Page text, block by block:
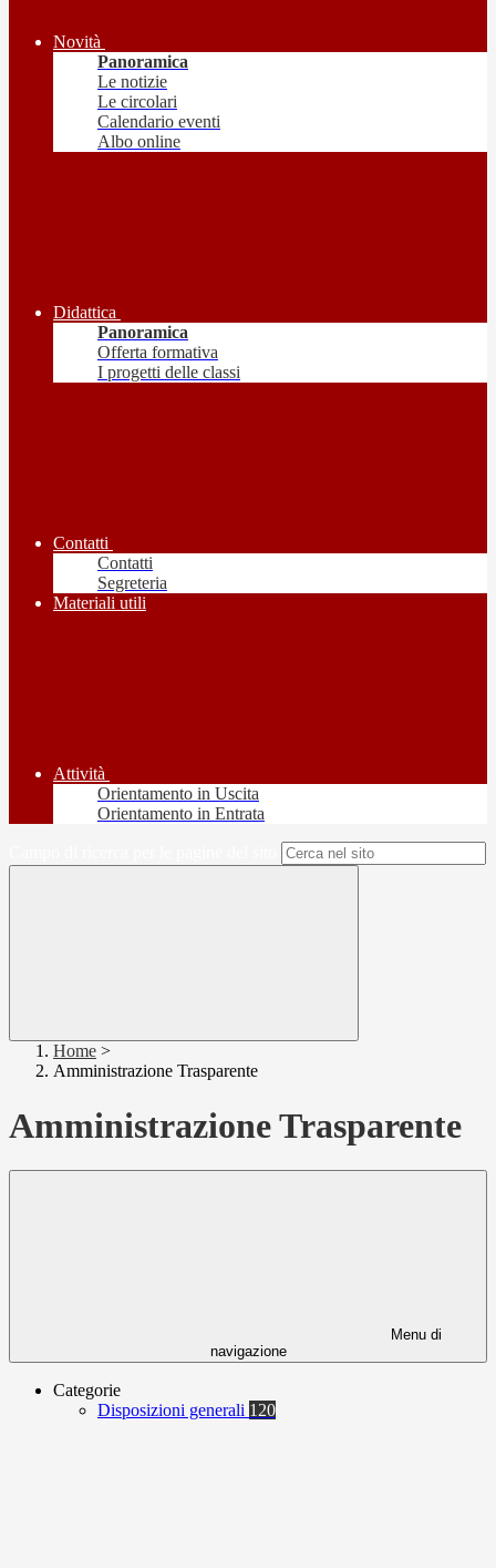
Novità
Panoramica
Le notizie
Le circolari
Calendario eventi
Albo online
Didattica
Panoramica
Offerta formativa
I progetti delle classi
Contatti
Contatti
Segreteria
Materiali utili
Attività
Orientamento in Uscita
Orientamento in Entrata
Home >
Amministrazione Trasparente
Amministrazione Trasparente
Menu di
navigazione
Categorie
Disposizioni generali 120